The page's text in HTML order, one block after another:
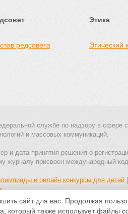
редсовета
Этика
Этический
службе по надзору в сфере
и массовых коммуникаций.
и дата принятия решения о
журналу присвоен международный
и онлайн конкурсы для детей
доступны по лицензии Creative
сайт для вас. Продолжая
который также использует файлы